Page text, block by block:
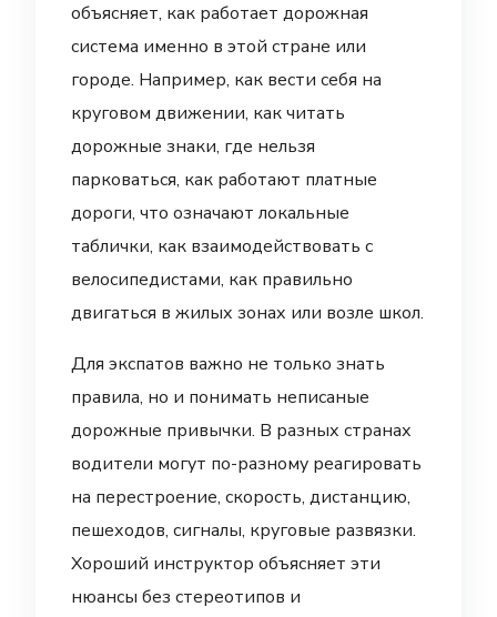
объясняет, как работает дорожная
система именно в этой стране или
городе. Например, как вести себя на
круговом движении, как читать
дорожные знаки, где нельзя
парковаться, как работают платные
дороги, что означают локальные
таблички, как взаимодействовать с
велосипедистами, как правильно
двигаться в жилых зонах или возле школ.
Для экспатов важно не только знать
правила, но и понимать неписаные
дорожные привычки. В разных странах
водители могут по-разному реагировать
на перестроение, скорость, дистанцию,
пешеходов, сигналы, круговые развязки.
Хороший инструктор объясняет эти
нюансы без стереотипов и